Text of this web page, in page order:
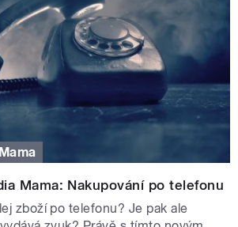
Mama: Nakupování po telefonu
zboží po telefonu? Je pak ale